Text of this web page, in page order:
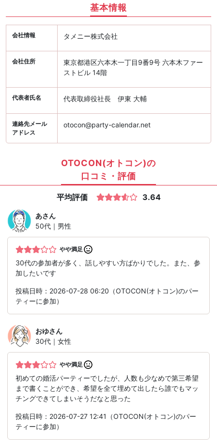
基本情報
会社情報 タメニー株式会社
会社住所
東京都港区六本木一丁目9番9号 六本木ファー
ストビル 14階
代表者氏名 代表取締役社長 伊東 大輔
連絡先メール
アドレス
otocon@party-calendar.net
OTOCON(オトコン)の
口コミ・評価
平均評価 3.64
あさん
50代｜男性
やや満足
30代の参加者が多く、話しやすい方ばかりでした。また、参
加したいです
投稿日時：2026-07-28 06:20（OTOCON(オトコン)のパー
ティーに参加）
おゆさん
30代｜女性
やや満足
初めての婚活パーティーでしたが、人数も少なめで第三希望
まで書くことができ、希望を全て埋めて出したら誰でもマッ
チングできてしまいそうだなと思った
投稿日時：2026-07-27 12:41（OTOCON(オトコン)のパー
ティーに参加）